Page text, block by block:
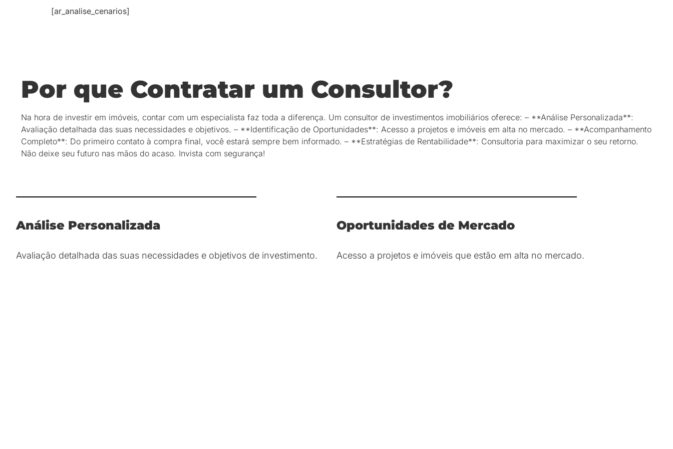
[ar_analise_cenarios]
Por que Contratar um Consultor?
Na hora de investir em imóveis, contar com um especialista faz toda a diferença. Um consultor de investimentos imobiliários oferece: – **Análise Personalizada**:
Avaliação detalhada das suas necessidades e objetivos. – **Identificação de Oportunidades**: Acesso a projetos e imóveis em alta no mercado. – **Acompanhamento
Completo**: Do primeiro contato à compra final, você estará sempre bem informado. – **Estratégias de Rentabilidade**: Consultoria para maximizar o seu retorno.
Não deixe seu futuro nas mãos do acaso. Invista com segurança!
Análise Personalizada
Avaliação detalhada das suas necessidades e objetivos de investimento.
Oportunidades de Mercado
Acesso a projetos e imóveis que estão em alta no mercado.